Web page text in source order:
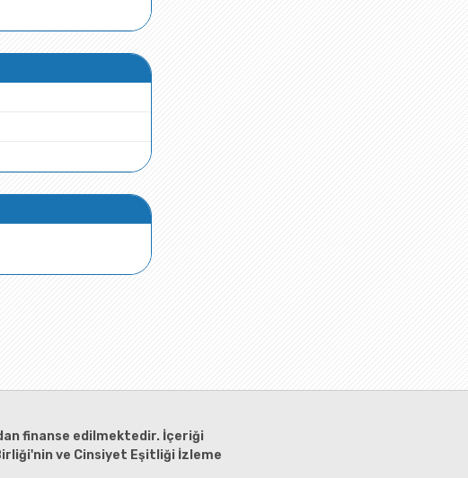
finanse edilmektedir. İçeriği
ve Cinsiyet Eşitliği İzleme